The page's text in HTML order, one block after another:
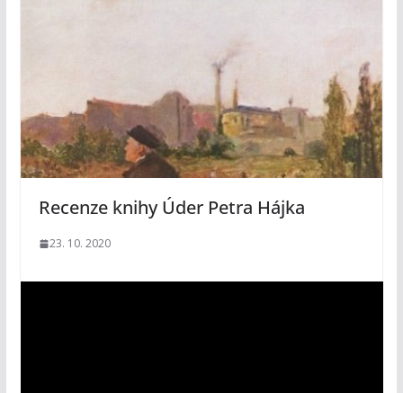
Recenze knihy Úder Petra Hájka
23. 10. 2020